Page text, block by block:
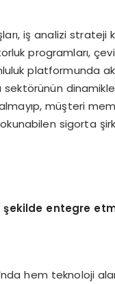
iş analizi
programları,
platformunda
müşteri
sigorta
şekilde entegre
hem teknoloji